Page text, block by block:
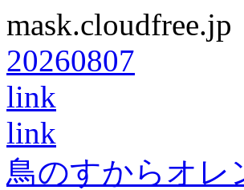
mask.cloudfree.jp
20260807
link
link
鳥のすからオレ